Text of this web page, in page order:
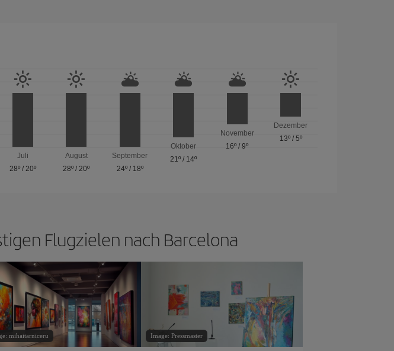
Juli
28º/ 20º
August
28º /20º
September
24º/ 18º
Oktober
21º / 14º
November
16º /9º
Dezember
13º/ 5º
Flugzielen nach Barcelona
mihaitarniceru Image: Pressmaster